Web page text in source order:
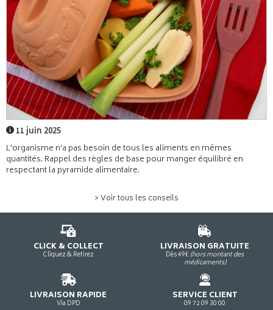
11 juin 2025
L'organisme n'a pas besoin de tous les aliments en mêmes
quantités. Rappel des règles de base pour manger équilibré en
respectant la pyramide alimentaire.
> Voir tous les conseils
CLICK & COLLECT
Cliquez & Retirez
LIVRAISON GRATUITE
Dès 49€ (hors montant des
médicaments)
LIVRAISON RAPIDE
Via DPD
SERVICE CLIENT
09 72 09 30 00